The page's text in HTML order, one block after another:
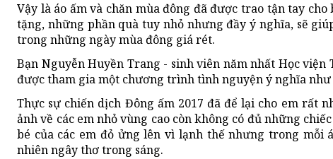
Vậy là áo ấm và chăn mùa đông đã được trao tận tay
tặng, những phần quà tuy nhỏ nhưng đầy ý nghĩa, sẽ
trong những ngày mùa đông giá rét.
Bạn Nguyễn Huyền Trang - sinh viên năm nhất Học viện
được tham gia một chương trình tình nguyện ý nghĩa như
Thực sự chiến dịch Đông ấm 2017 đã để lại cho em rất
ảnh về các em nhỏ vùng cao còn không có đủ những
bé của các em đỏ ửng lên vì lạnh thế nhưng trong mỗi
nhiên ngây thơ trong sáng.